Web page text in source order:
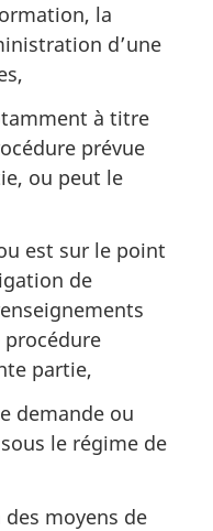
la
d’une
à titre
prévue
ou peut le
est sur le point
de
procédure
partie,
demande ou
le régime de
des moyens de